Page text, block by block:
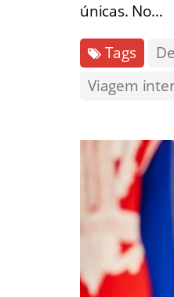
únicas. No…
Tags
Viagem